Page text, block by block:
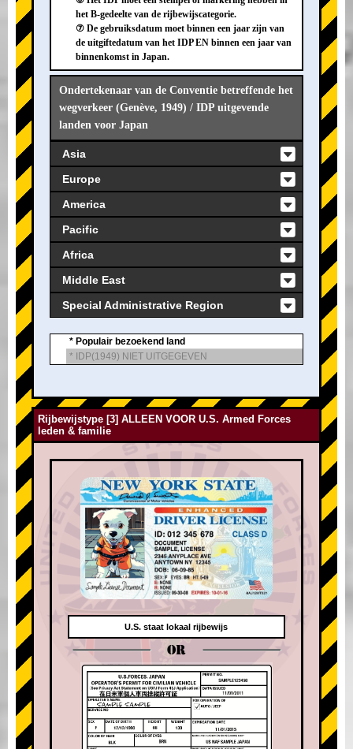
het B-gedeelte van de rijbewijscategorie.
⑦ De gebruiksdatum moet binnen een jaar zijn van
de uitgiftedatum van het IDP EN binnen een jaar van
binnenkomst in Japan.
Ondertekenaar van de Conventie betreffende het
wegverkeer (Genève, 1949) / IDP uitgevende
landen voor Japan
Asia
Europe
America
Pacific
Africa
Middle East
Special Administrative Region
* Populair bezoekend land
* IDP(1949) NIET UITGEGEVEN
Rijbewijstype [3] ALLEEN VOOR U.S. Armed Forces
leden & familie
U.S. staat lokaal rijbewijs
OR